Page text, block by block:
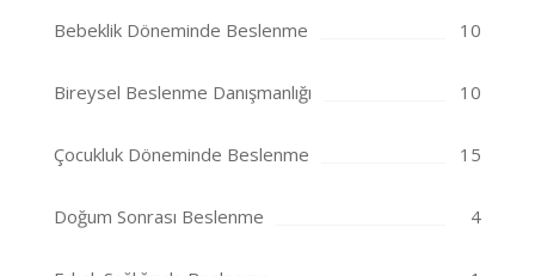
Bebeklik Döneminde Beslenme 10
Bireysel Beslenme Danışmanlığı 10
Çocukluk Döneminde Beslenme 15
Doğum Sonrası Beslenme 4